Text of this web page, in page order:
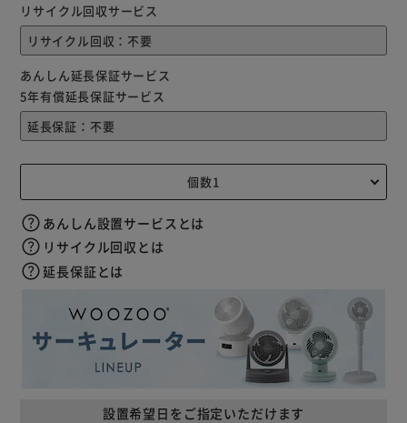
設置希望日をご指定いただけます
リサイクル回収サービス
あんしん延長保証サービス
5年有償延長保証サービス
あんしん設置サービスとは
リサイクル回収とは
延長保証とは